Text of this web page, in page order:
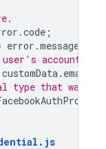
.code ;
error .message
account
customData. email
type that was
. js